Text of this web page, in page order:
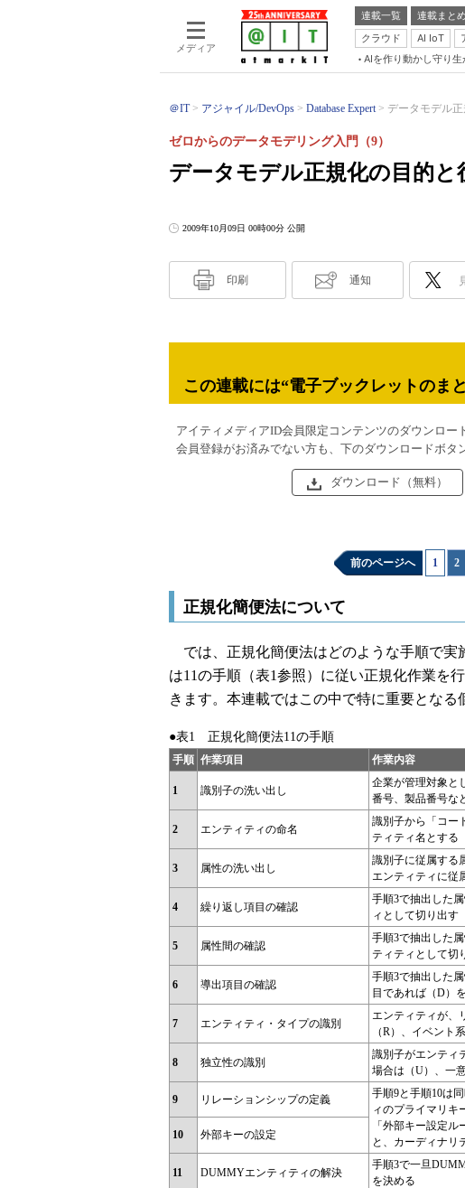
メディア
連載一覧 連載まと
クラウド
AI IoT
AIを作り動かし守り生
＠IT アジャイル/DevOps Database Expert データモデル
データモデル正規化の目的と
ゼロからのデータモデリング入門（9）
2009年10月09日 00時00分 公開
印刷 通知
この連載には“電子ブックレットのま
アイティメディアID会員限定コンテンツのダウンロー
会員登録がお済みでない方も、下のダウンロードボタ
ダウンロード（無料）
前のページへ 1 2
正規化簡便法について
では、正規化簡便法はどのような手順で実
は11の手順（表1参照）に従い正規化作業を
きます。本連載ではこの中で特に重要となる
●表1 正規化簡便法11の手順
手順 作業項目 作業内容
1 識別子の洗い出し
企業が管理対象と
番号、製品番号な
2 エンティティの命名
識別子から「コー
ティティ名とする
3 属性の洗い出し
識別子に従属する
エンティティに従
4 繰り返し項目の確認
手順3で抽出した
ィとして切り出す
5 属性間の確認
手順3で抽出した
ティティとして切
6 導出項目の確認
手順3で抽出した
目であれば（D）
7 エンティティ・タイプの識別
エンティティが、
（R）、イベント
8 独立性の識別
識別子がエンティ
場合は（U）、一
9 リレーションシップの定義
手順9と手順10は
ィのプライマリキ
「外部キー設定
と、カーディナリ
10 外部キーの設定
11 DUMMYエンティティの解決
手順3で一旦
を決める